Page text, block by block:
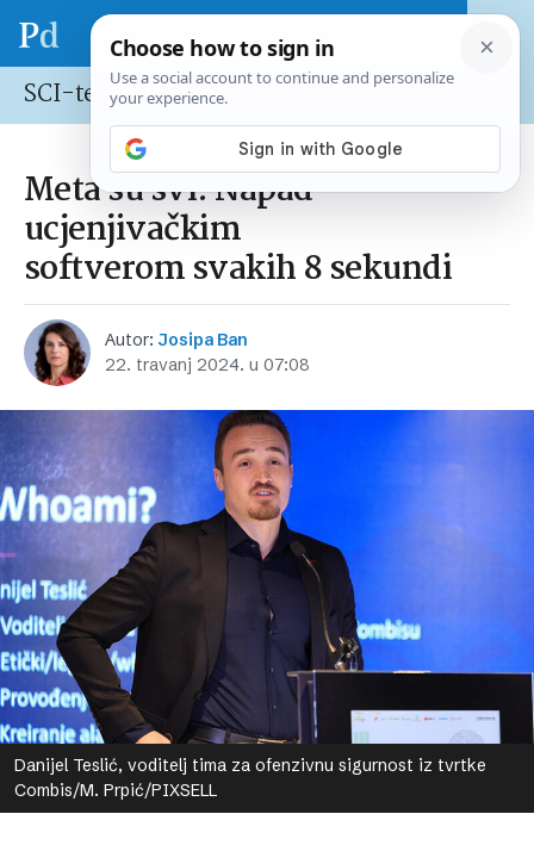
SCI-tech
Meta su svi: Napad
ucjenjivačkim
softverom svakih 8 sekundi
Autor: Josipa Ban
22. travanj 2024. u 07:08
Danijel Teslić, voditelj tima za ofenzivnu sigurnost iz tvrtke
Combis/M. Prpić/PIXSELL